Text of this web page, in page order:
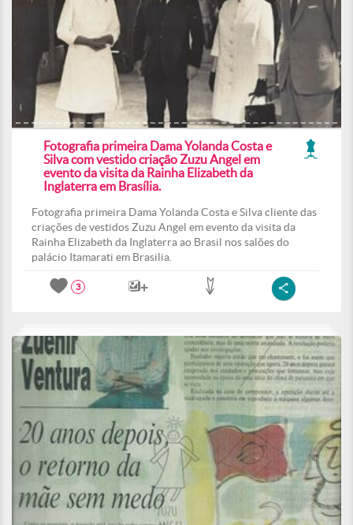
Fotografia primeira Dama Yolanda Costa e
Silva com vestido criação Zuzu Angel em
evento da visita da Rainha Elizabeth da
Inglaterra em Brasília.
Fotografia primeira Dama Yolanda Costa e Silva cliente das
criações de vestidos Zuzu Angel em evento da visita da
Rainha Elizabeth da Inglaterra ao Brasil nos salões do
palácio Itamarati em Brasilia.
3